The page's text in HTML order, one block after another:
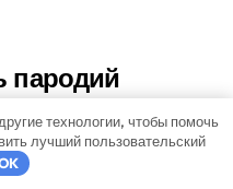
пародий
Александра
технологии, чтобы помочь
лучший пользовательский